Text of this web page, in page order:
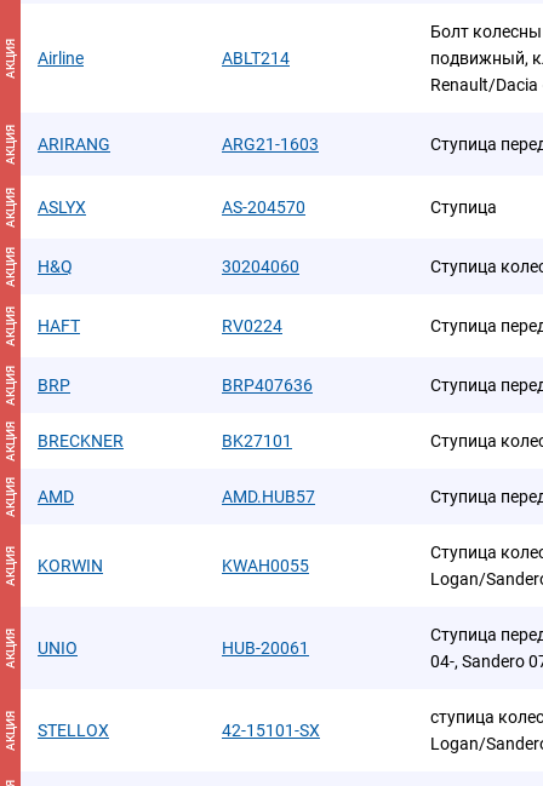
АКЦИЯ Airline ABLT214
Болт
подвижный,
Renault/Dacia
АКЦИЯ ARIRANG ARG21-1603 Ступица
АКЦИЯ ASLYX AS-204570 Ступица
АКЦИЯ H&Q 30204060 Ступица
АКЦИЯ HAFT RV0224 Ступица
АКЦИЯ BRP BRP407636 Ступица
АКЦИЯ BRECKNER BK27101 Ступица
АКЦИЯ AMD AMD.HUB57 Ступица
АКЦИЯ KORWIN KWAH0055
Ступица
Logan/
АКЦИЯ UNIO HUB-20061
Ступица
04-, Sandero
АКЦИЯ STELLOX 42-15101-SX
ступица
Logan/